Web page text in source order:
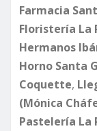
Farmacia
Floristería La
Hermanos
Horno Santa
Coquette,
(Mónica
Pastelería La